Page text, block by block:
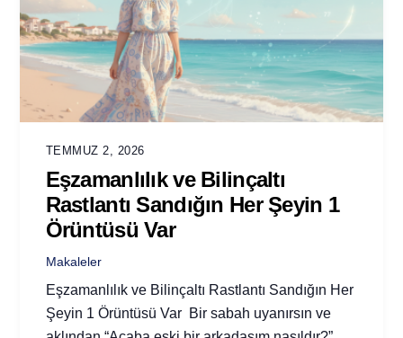
TEMMUZ 2, 2026
Eşzamanlılık ve Bilinçaltı
Rastlantı Sandığın Her Şeyin 1
Örüntüsü Var
Makaleler
Eşzamanlılık ve Bilinçaltı Rastlantı Sandığın Her
Şeyin 1 Örüntüsü Var Bir sabah uyanırsın ve